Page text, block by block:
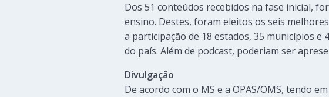
Dos 51 conteúdos recebidos na fase inicial,
ensino. Destes, foram eleitos os seis
a participação de 18 estados, 35 municípios
do país. Além de podcast, poderiam ser
Divulgação
De acordo com o MS e a OPAS/OMS, tendo